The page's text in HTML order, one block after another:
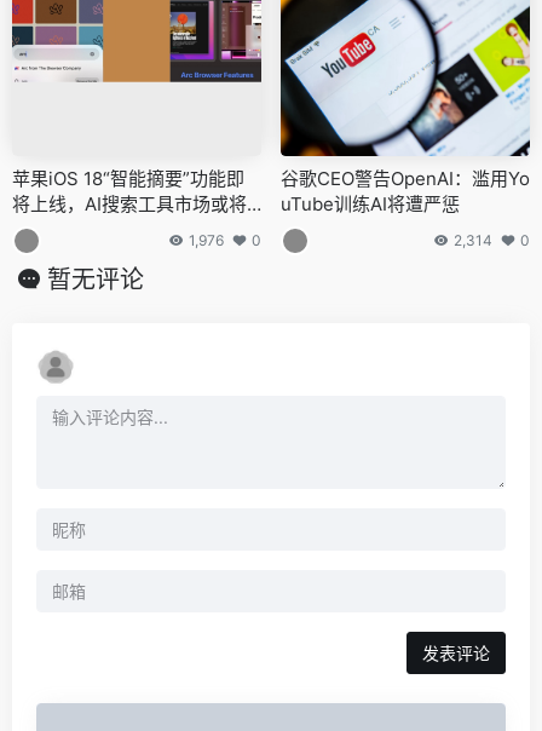
苹果iOS 18“智能摘要”功能即
将上线，AI搜索工具市场或将
迎来新变革
1,976 0
谷歌CEO警告OpenAI：滥用Yo
uTube训练AI将遭严惩
2,314 0
暂无评论
发表评论